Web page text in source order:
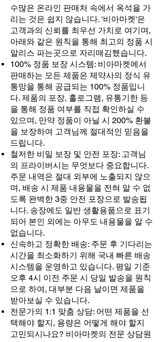
수많은 온라인 판매처 속에서 옥석을 가
리는 것은 쉽지 않습니다. '비아마켓'은
고객과의 신뢰를 최우선 가치로 여기며,
아래와 같은 원칙을 통해 최고의 정품 시
알리스 파는곳으로 자리매김했습니다.
100% 정품 보장 시스템: 비아마켓에서
판매하는 모든 제품은 제약사의 정식 유
통망을 통해 공급되는 100% 정품입니
다. 제품의 포장, 홀로그램, 유통기한 등
을 통해 정품 여부를 직접 확인하실 수
있으며, 만약 정품이 아닐 시 200% 환불
을 보장하여 고객님께 절대적인 믿음을
드립니다.
철저한 비밀 보장 및 안전 포장: 고객님
의 프라이버시는 무엇보다 중요합니다.
주문 내역은 절대 외부에 노출되지 않으
며, 배송 시 제품 내용물을 전혀 알 수 없
도록 완벽한 3중 안전 포장으로 발송됩
니다. 송장에도 일반 생활용품으로 표기
되어 본인 외에는 아무도 내용물을 알 수
없습니다.
신속하고 정확한 배송: 주문 후 기다리는
시간을 최소화하기 위해 국내 빠른 배송
시스템을 운영하고 있습니다. 평일 기준
오후 4시 이전 주문 시 당일 발송을 원칙
으로 하여, 대부분 다음 날이면 제품을
받아보실 수 있습니다.
전문가의 1:1 맞춤 상담: 어떤 제품을 선
택해야 할지, 용량은 어떻게 해야 할지
고민되시나요? 비아마켓의 전문 상담원